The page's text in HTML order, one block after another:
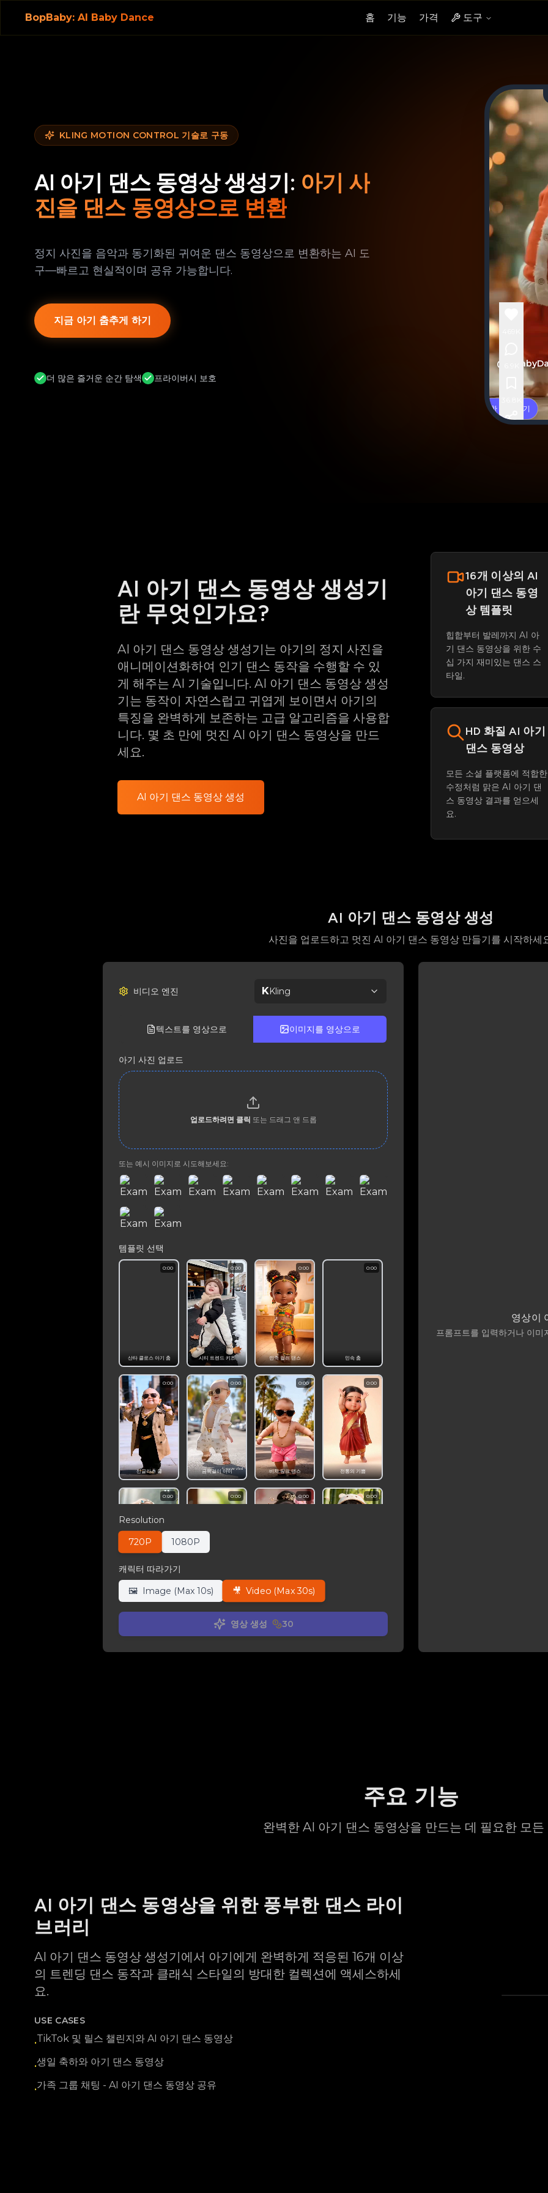
BopBaby: AI Baby Dance 홈 기능 가격 도구
KLING MOTION CONTROL 기술로 구동
AI 아기 댄스 동영상 생성기: 아기 사
진을 댄스 동영상으로 변환
정지 사진을 음악과 동기화된 귀여운 댄스 동영상으로 변환하는 AI 도
구—빠르고 현실적이며 공유 가능합니다.
지금 아기 춤추게 하기
더 많은 즐거운 순간 탐색 프라이버시 보호
Create
AI
Baby
Dance
Video
유사한 것 만들기
AI 아기 댄스 동영상 생성기
란 무엇인가요?
AI 아기 댄스 동영상 생성기는 아기의 정지 사진을
애니메이션화하여 인기 댄스 동작을 수행할 수 있
게 해주는 AI 기술입니다. AI 아기 댄스 동영상 생성
기는 동작이 자연스럽고 귀엽게 보이면서 아기의
특징을 완벽하게 보존하는 고급 알고리즘을 사용합
니다. 몇 초 만에 멋진 AI 아기 댄스 동영상을 만드
세요.
AI 아기 댄스 동영상 생성
16개 이상의 AI
아기 댄스 동영
상 템플릿
힙합부터 발레까지 AI 아
기 댄스 동영상을 위한 수
십 가지 재미있는 댄스 스
타일.
HD 화질 AI 아기
댄스 동영상
모든 소셜 플랫폼에 적합한
수정처럼 맑은 AI 아기 댄
스 동영상 결과를 얻으세
요.
AI 아기 댄스 동영상 생성
사진을 업로드하고 멋진 AI 아기 댄스 동영상 만들기를 시작하세
비디오 엔진 KKling
텍스트를 영상으로 이미지를 영상으로
아기 사진 업로드
업로드하려면 클릭 또는 드래그 앤 드롭
또는 예시 이미지로 시도해보세요:
템플릿 선택
0:00
산타 클로스 아기 춤
0:00
시티 트렌드 키즈
0:00
민족 컬러 댄스
0:00
민속 춤
0:00
선글라스 쿨
0:00
금목걸이 아이
0:00
비치 핑크 댄스
0:00
전통의 기쁨
0:00
빨간 애완동물 귀여움
0:00
블루 반바지 충격
0:00
플로럴 클래식
0:00
0:00 0:00 0:00 0:00
Resolution
720P 1080P
캐릭터 따라가기
🖼️
Image (Max 10s) 🎥 Video (Max 30s)
영상 생성 30
영상이
프롬프트를 입력하거나 이
주요 기능
완벽한 AI 아기 댄스 동영상을 만드는 데 필요한 모든
AI 아기 댄스 동영상을 위한 풍부한 댄스 라이
브러리
AI 아기 댄스 동영상 생성기에서 아기에게 완벽하게 적응된 16개 이상
의 트렌딩 댄스 동작과 클래식 스타일의 방대한 컬렉션에 액세스하세
요.
USE CASES
•TikTok 및 릴스 챌린지와 AI 아기 댄스 동영상
•생일 축하와 아기 댄스 동영상
•가족 그룹 채팅 - AI 아기 댄스 동영상 공유